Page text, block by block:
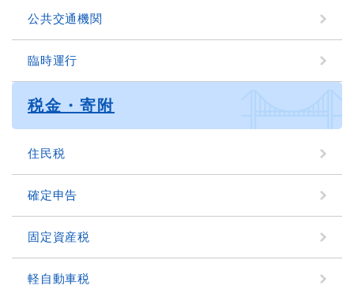
公共交通機関
臨時運行
税金・寄附
住民税
確定申告
固定資産税
軽自動車税